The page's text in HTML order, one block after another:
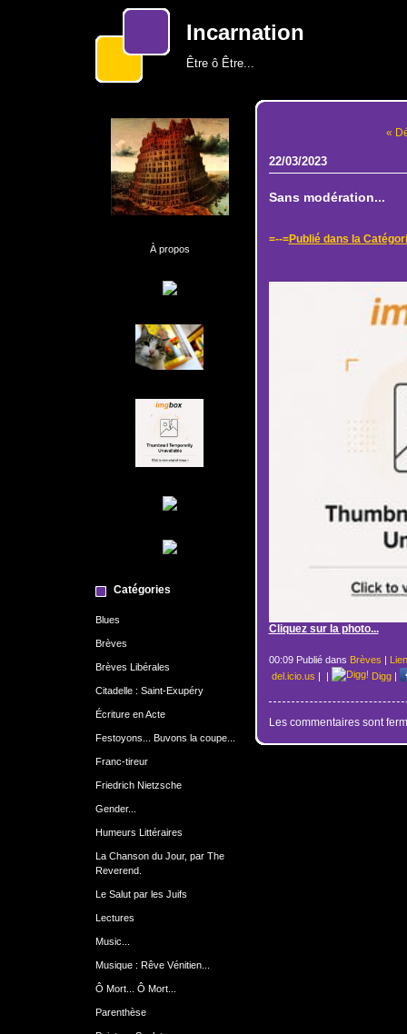
Incarnation
Être ô Être...
À propos
Catégories
Blues
Brèves
Brèves Libérales
Citadelle : Saint-Exupéry
Écriture en Acte
Festoyons... Buvons la coupe...
Franc-tireur
Friedrich Nietzsche
Gender...
Humeurs Littéraires
La Chanson du Jour, par The
Reverend.
Le Salut par les Juifs
Lectures
Music...
Musique : Rêve Vénitien...
Ô Mort... Ô Mort...
Parenthèse
«
22/03/2023
Sans modération...
=--=Publié dans la
Cliquez sur la photo...
00:09 Publié dans Brèves |
del.icio.us | | Digg|
Les commentaires sont